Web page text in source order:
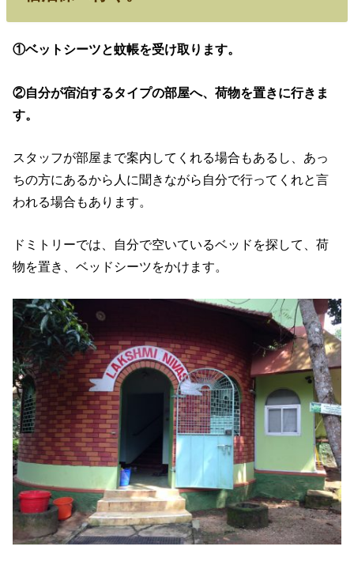
①ベットシーツと蚊帳を受け取ります。
②自分が宿泊するタイプの部屋へ、荷物を置きに行きま
す。
スタッフが部屋まで案内してくれる場合もあるし、あっ
ちの方にあるから人に聞きながら自分で行ってくれと言
われる場合もあります。
ドミトリーでは、自分で空いているベッドを探して、荷
物を置き、ベッドシーツをかけます。